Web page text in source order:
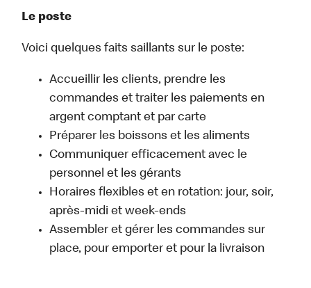
Le poste
Voici quelques faits saillants sur le poste:
Accueillir les clients, prendre les
commandes et traiter les paiements en
argent comptant et par carte
Préparer les boissons et les aliments
Communiquer efficacement avec le
personnel et les gérants
Horaires flexibles et en rotation: jour, soir,
après-midi et week-ends
Assembler et gérer les commandes sur
place, pour emporter et pour la livraison